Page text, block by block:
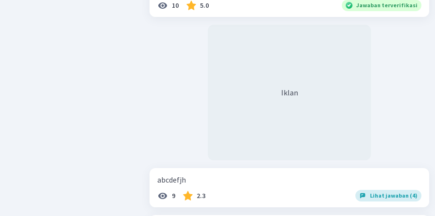
10 5.0 Jawaban terverifikasi
Iklan
abcdefjh
9 2.3 Lihat jawaban (4)